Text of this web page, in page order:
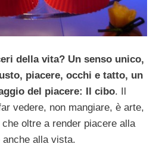
della vita? Un senso unico,
piacere, occhi e tatto, un
del piacere: Il cibo. Il
vedere, non mangiare, è arte,
oltre a render piacere alla
alla vista.